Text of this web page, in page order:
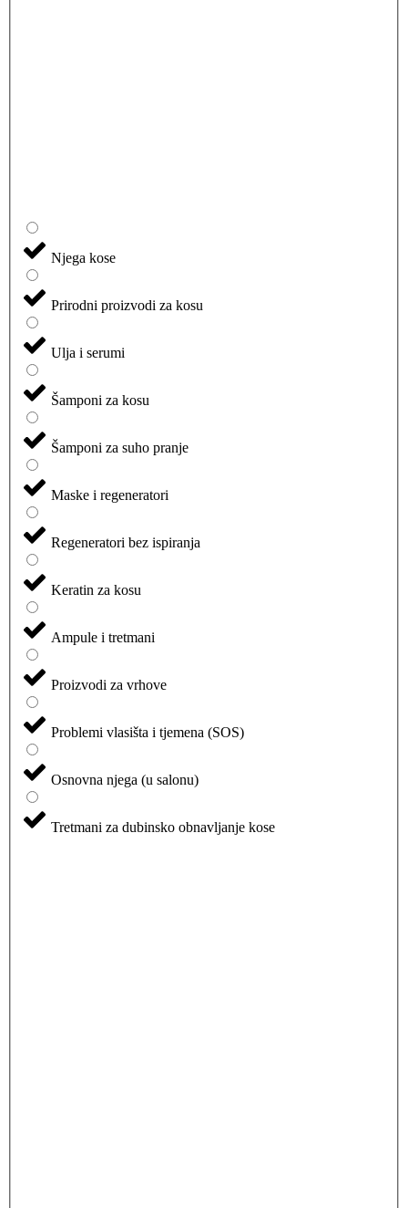
Njega kose
Prirodni proizvodi za kosu
Ulja i serumi
Šamponi za kosu
Šamponi za suho pranje
Maske i regeneratori
Regeneratori bez ispiranja
Keratin za kosu
Ampule i tretmani
Proizvodi za vrhove
Problemi vlasišta i tjemena (SOS)
Osnovna njega (u salonu)
Tretmani za dubinsko obnavljanje kose